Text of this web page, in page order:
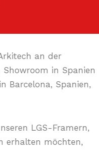
an der
in Spanien
Barcelona, ​​Spanien,
LGS-Framern,
erhalten möchten,